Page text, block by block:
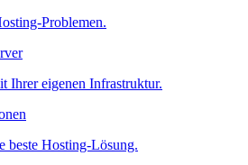
Problemen.
Ihrer eigenen Infrastruktur.
beste Hosting-Lösung.